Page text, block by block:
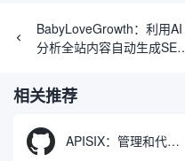
BabyLoveGrowth：利用AI
分析全站内容自动生成SEO
相关推荐
APISIX：管理和代理API及大模型流量的高性能网关